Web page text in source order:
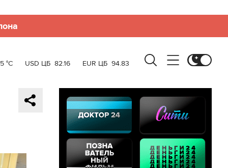
°C USD ЦБ 82.16 EUR ЦБ 94.83